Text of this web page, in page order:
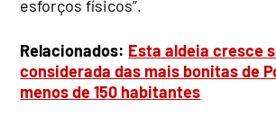
esforços físicos”.
Relacionados: Esta aldeia cresce
considerada das mais bonitas de
menos de 150 habitantes